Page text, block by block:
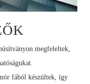
megfeleltek,
fából készültek, így